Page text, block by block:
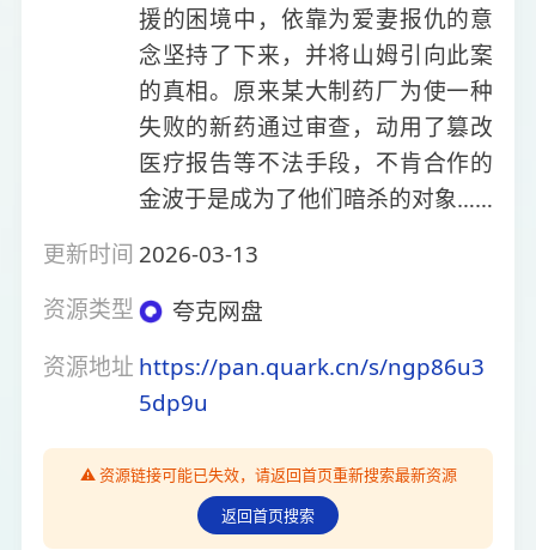
援的困境中，依靠为爱妻报仇的意
念坚持了下来，并将山姆引向此案
的真相。原来某大制药厂为使一种
失败的新药通过审查，动用了篡改
医疗报告等不法手段，不肯合作的
金波于是成为了他们暗杀的对象……
更新时间 2026-03-13
资源类型
夸克网盘
资源地址 https://pan.quark.cn/s/ngp86u3
5dp9u
⚠️ 资源链接可能已失效，请返回首页重新搜索最新资源
返回首页搜索